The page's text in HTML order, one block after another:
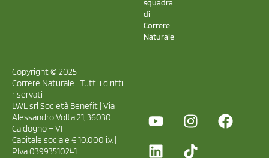
squadra
di
Correre
Naturale
Copyright © 2025
Correre Naturale | Tutti i diritti
riservati
LWL srl Società Benefit | Via
Alessandro Volta 21, 36030
Caldogno – VI
Capitale sociale € 10.000 i.v. |
P.Iva 03993510241